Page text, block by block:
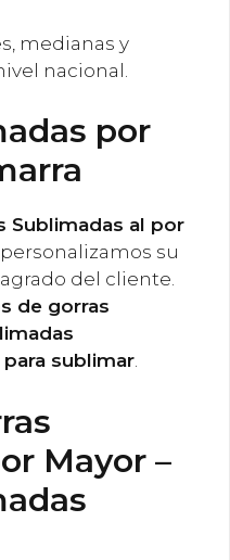
medianas y
nacional.
por
Sublimadas al por
su
del cliente.
de gorras
sublimar.
Mayor –